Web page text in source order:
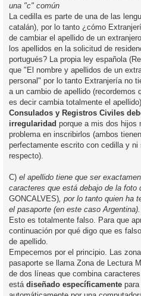
una "c" común
La cedilla es parte de una de las
catalán), por lo tanto ¿cómo
de cambiar el apellido de un
los apellidos en la solicitud de
portugués? La propia ley española
que "El nombre y apellidos de un
personal" por lo tanto Extranjería no
a un cambio de apellido (recordemos
es decir cambia totalmente el
Consulados y Registros Civiles
irregularidad porque a mis dos hijos
problema en inscribirlos (ambos
perfectamente escrito con cedilla y ni
respecto).
C) el apellido tiene que ser
caracteres que está debajo de la foto
GONCALVES) , por lo tanto quien ha
el pasaporte (en este caso Argentina).
Esto es totalmente falso. Para que
continuación por qué digo que es
de apellido.
Empecemos por el principio. Las
pasaporte se llama Zona de Lectura
de dos líneas que combina
está diseñado específicamente